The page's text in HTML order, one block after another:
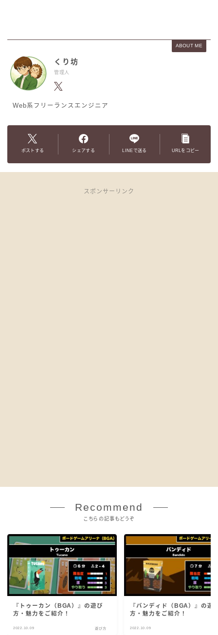
ABOUT ME
くり坊
管理人
Web系フリーランスエンジニア
ポストする シェアする LINEで送る URLをコピー
スポンサーリンク
Recommend
こちらの記事もどうぞ
『トゥーカン（BGA）』の遊び
方・魅力をご紹介！
2022.10.09 遊び方
『バンディド（BGA）』の遊
方・魅力をご紹介！
2022.10.09